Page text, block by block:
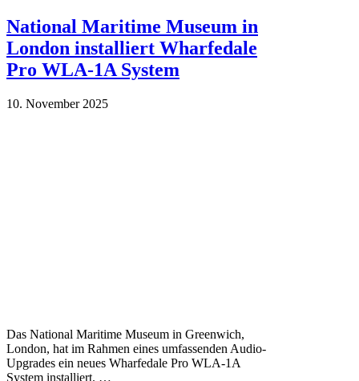
National Maritime Museum in
London installiert Wharfedale
Pro WLA-1A System
10. November 2025
Das National Maritime Museum in Greenwich,
London, hat im Rahmen eines umfassenden Audio-
Upgrades ein neues Wharfedale Pro WLA-1A
System installiert. …